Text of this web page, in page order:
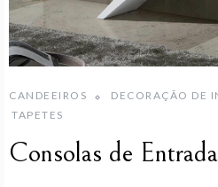
CANDEEIROS DECORAÇÃO DE
TAPETES
Consolas de Entrada